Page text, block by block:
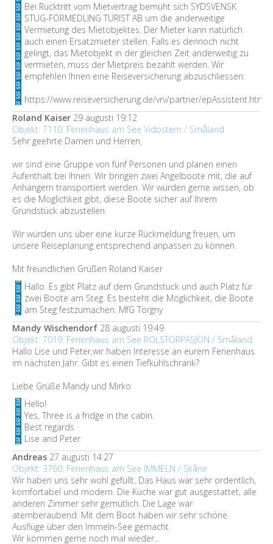
Bei Rücktritt vom Mietvertrag bemüht sich SYDSVENSK
STUG-FÖRMEDLING TURIST AB um die anderweitige
Vermietung des Mietobjektes. Der Mieter kann natürlich
auch einen Ersatzmieter stellen. Falls es dennoch nicht
gelingt, das Mietobjekt in der gleichen Zeit anderweitig zu
vermieten, muss der Mietpreis bezahlt werden. Wir
empfehlen Ihnen eine Reiseversicherung abzuschliessen:
https://www.reiseversicherung.de/vrv/partner/
Roland Kaiser 29 augusti 19:12
Objekt: 7110: Ferienhaus am See Vidöstern / Småland
Sehr geehrte Damen und Herren,
wir sind eine Gruppe von fünf Personen und planen einen
Aufenthalt bei Ihnen. Wir bringen zwei Angelboote mit, die auf
Anhängern transportiert werden. Wir würden gerne wissen, ob
es die Möglichkeit gibt, diese Boote sicher auf Ihrem
Grundstück abzustellen.
Wir würden uns über eine kurze Rückmeldung freuen, um
unsere Reiseplanung entsprechend anpassen zu können.
Mit freundlichen Grüßen Roland Kaiser
Hallo. Es gibt Platz auf dem Grundstück und auch Platz für
zwei Boote am Steg. Es besteht die Möglichkeit, die Boote
am Steg festzumachen. MfG Torgny
Mandy Wischendorf 28 augusti 19:49
Objekt: 7019: Ferienhaus am See ROLSTORPASJÖN / Småland
Hallo Lise und Peter,wir haben Interesse an eurem Ferienhaus
im nächsten Jahr. Gibt es einen Tiefkühlschrank?
Liebe Grüße Mandy und Mirko
Hello!
Yes, Three is a fridge in the cabin.
Best regards
Lise and Peter
Andreas 27 augusti 14:27
Objekt: 3760: Ferienhaus am See IMMELN / Skåne
Wir haben uns sehr wohl gefüllt. Das Haus war sehr ordentlich,
komfortabel und modern. Die Küche war gut ausgestattet, alle
anderen Zimmer sehr gemütlich. Die Lage war
atemberaubend. Mit dem Boot haben wir sehr schöne
Ausflüge über den Immeln-See gemacht.
Wir kommen gerne noch mal wieder...